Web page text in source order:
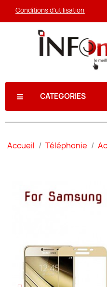
Conditions d'utilisation
CATEGORIES
Accueil Téléphonie